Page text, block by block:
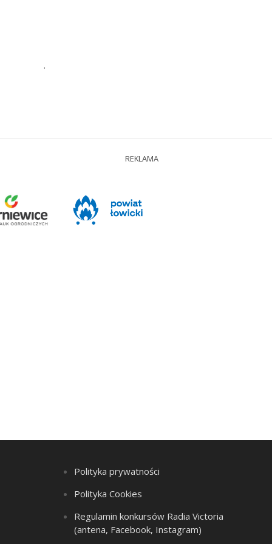
.
REKLAMA
Polityka prywatności
Polityka Cookies
Regulamin konkursów Radia Victoria
(antena, Facebook, Instagram)